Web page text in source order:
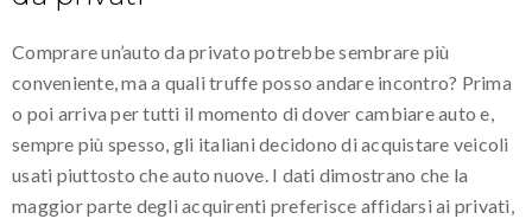
Comprare un’auto da privato potrebbe sembrare più
conveniente, ma a quali truffe posso andare incontro? Prima
o poi arriva per tutti il momento di dover cambiare auto e,
sempre più spesso, gli italiani decidono di acquistare veicoli
usati piuttosto che auto nuove. I dati dimostrano che la
maggior parte degli acquirenti preferisce affidarsi ai privati,